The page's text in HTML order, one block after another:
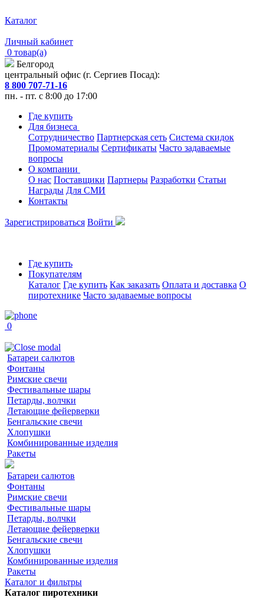
Каталог
Личный кабинет
0 товар(а)
Белгород
центральный офис (г. Сергиев Посад):
8 800 707-71-16
пн. - пт. с 8:00 до 17:00
Где купить
Для бизнеса
Сотрудничество Партнерская сеть Система скидок
Промоматериалы Сертификаты Часто задаваемые
вопросы
О компании
О нас Поставщики Партнеры Разработки Статьи
Награды Для СМИ
Контакты
Зарегистрироваться Войти
Где купить
Покупателям
Каталог Где купить Как заказать Оплата и доставка О
пиротехнике Часто задаваемые вопросы
0
Батареи салютов
Фонтаны
Римские свечи
Фестивальные шары
Петарды, волчки
Летающие фейерверки
Бенгальские свечи
Хлопушки
Комбинированные изделия
Ракеты
Батареи салютов
Фонтаны
Римские свечи
Фестивальные шары
Петарды, волчки
Летающие фейерверки
Бенгальские свечи
Хлопушки
Комбинированные изделия
Ракеты
Каталог и фильтры
Каталог пиротехники